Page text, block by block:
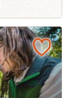
des